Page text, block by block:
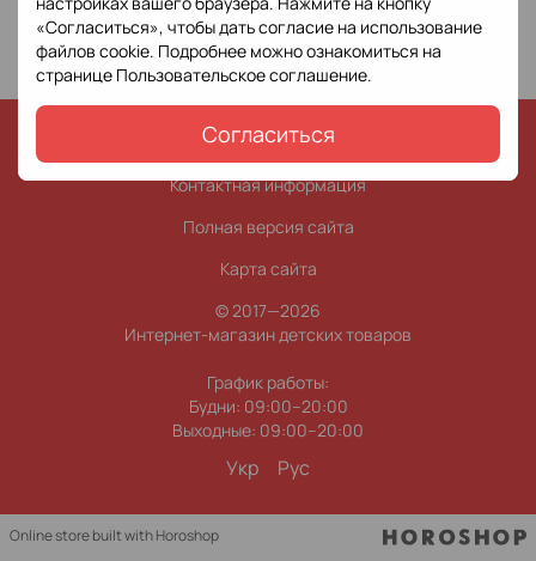
«Согласиться», чтобы дать согласие на использование
файлов cookie. Подробнее можно ознакомиться на
странице Пользовательское соглашение.
Согласиться
0 (800) 338 965 0 (63) 0 338 965
Контактная информация
Полная версия сайта
Карта сайта
© 2017—2026
Интернет-магазин детских товаров
График работы:
Будни: 09:00–20:00
Выходные: 09:00–20:00
Укр Рус
Online store built with Horoshop